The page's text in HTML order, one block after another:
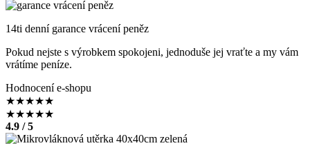
14ti denní garance vrácení peněz
Pokud nejste s výrobkem spokojeni, jednoduše jej vraťte a my vám
vrátíme peníze.
Hodnocení e-shopu
★★★★★
★★★★★
4.9 / 5